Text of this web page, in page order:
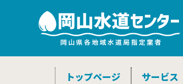
ス
トップページ サービス